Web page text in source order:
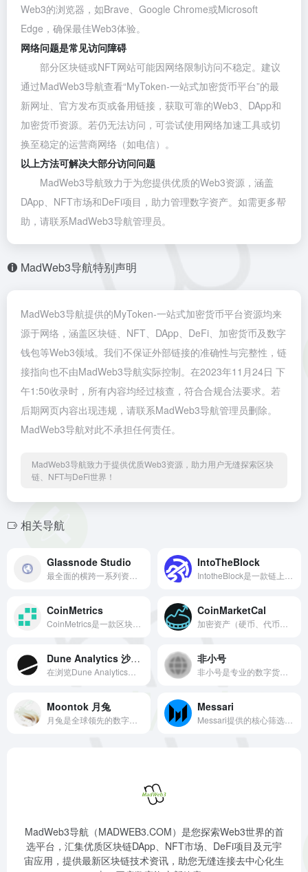
Web3的浏览器，如Brave Google Chrome或Microsoft
Edge ，确保最佳Web3体验。
网络问题是常见访问障碍
部分区块链或NFT网站可能因网络限制访问不稳定。建议
通过MadWeb3导航查看“MyToken-一站式加密货币平台”的最
新网址、官方发布页或备用链接，获取可靠的Web3、DApp和
加密货币资源。若仍无法访问，可尝试使用网络加速工具或切
换至稳定的运营商网络（如电信）。
以上方法可解决大部分访问问题
MadWeb3导航致力于为您提供优质的Web3资源，涵盖
DApp、NFT市场和DeFi项目，助力管理数字资产。如需更多帮
助，请联系MadWeb3导航管理员。
MadWeb3导航特别声明
MadWeb3导航提供的MyToken-一站式加密货币平台资源均来
源于网络，涵盖区块链、NFT、DApp、DeFi、加密货币及数字
钱包等Web3领域。我们不保证外部链接的准确性与完整性，链
接指向也不由MadWeb3导航实际控制。在2023年11月24日 下
午1:50收录时，所有内容均经过核查，符合合规合法要求。若
后期网页内容出现违规，请联系MadWeb3导航管理员删除。
MadWeb3导航对此不承担任何责任。
MadWeb3导航致力于提供优质Web3资源，助力用户无缝探索区块
链、NFT与DeFi世界！
相关导航
Glassnode Studio IntoTheBlock
CoinMetrics CoinMarketCal
Dune Analytics 沙丘分析 非小号
Moontok 月兔 Messari
MadWeb3导航（MADWEB3.COM）是您探索Web3世界的首
选平台，汇集优质区块链DApp、NFT市场、DeFi项目及元宇
宙应用，提供最新区块链技术资讯，助您无缝连接去中心化生